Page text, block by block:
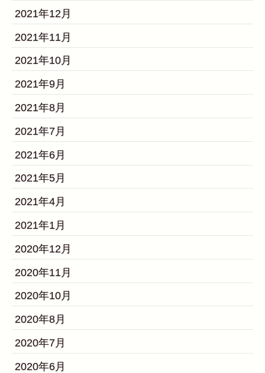
2021年12月
2021年11月
2021年10月
2021年9月
2021年8月
2021年7月
2021年6月
2021年5月
2021年4月
2021年1月
2020年12月
2020年11月
2020年10月
2020年8月
2020年7月
2020年6月